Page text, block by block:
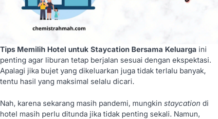
Tips Memilih Hotel untuk Staycation Bersama Keluarga ini
penting agar liburan tetap berjalan sesuai dengan ekspektasi.
Apalagi jika bujet yang dikeluarkan juga tidak terlalu banyak,
tentu hasil yang maksimal selalu dicari.
Nah, karena sekarang masih pandemi, mungkin staycation di
hotel masih perlu ditunda jika tidak penting sekali. Namun,